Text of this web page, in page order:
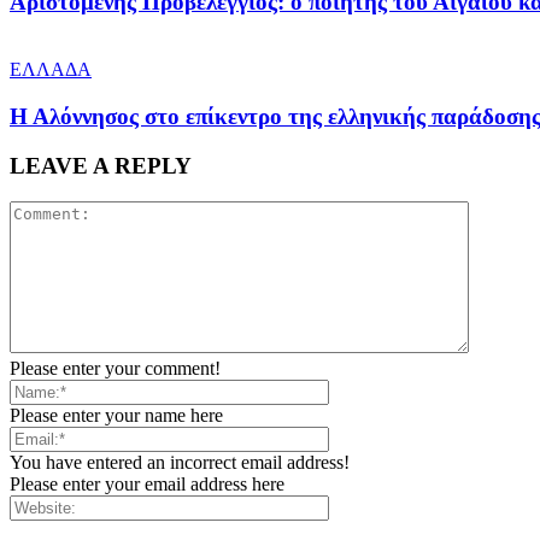
ΕΛΛΑΔΑ
Η Αλόννησος στο επίκεντρο της ελληνικής παράδοσης
LEAVE A REPLY
Please enter your comment!
Please enter your name here
You have entered an incorrect email address!
Please enter your email address here